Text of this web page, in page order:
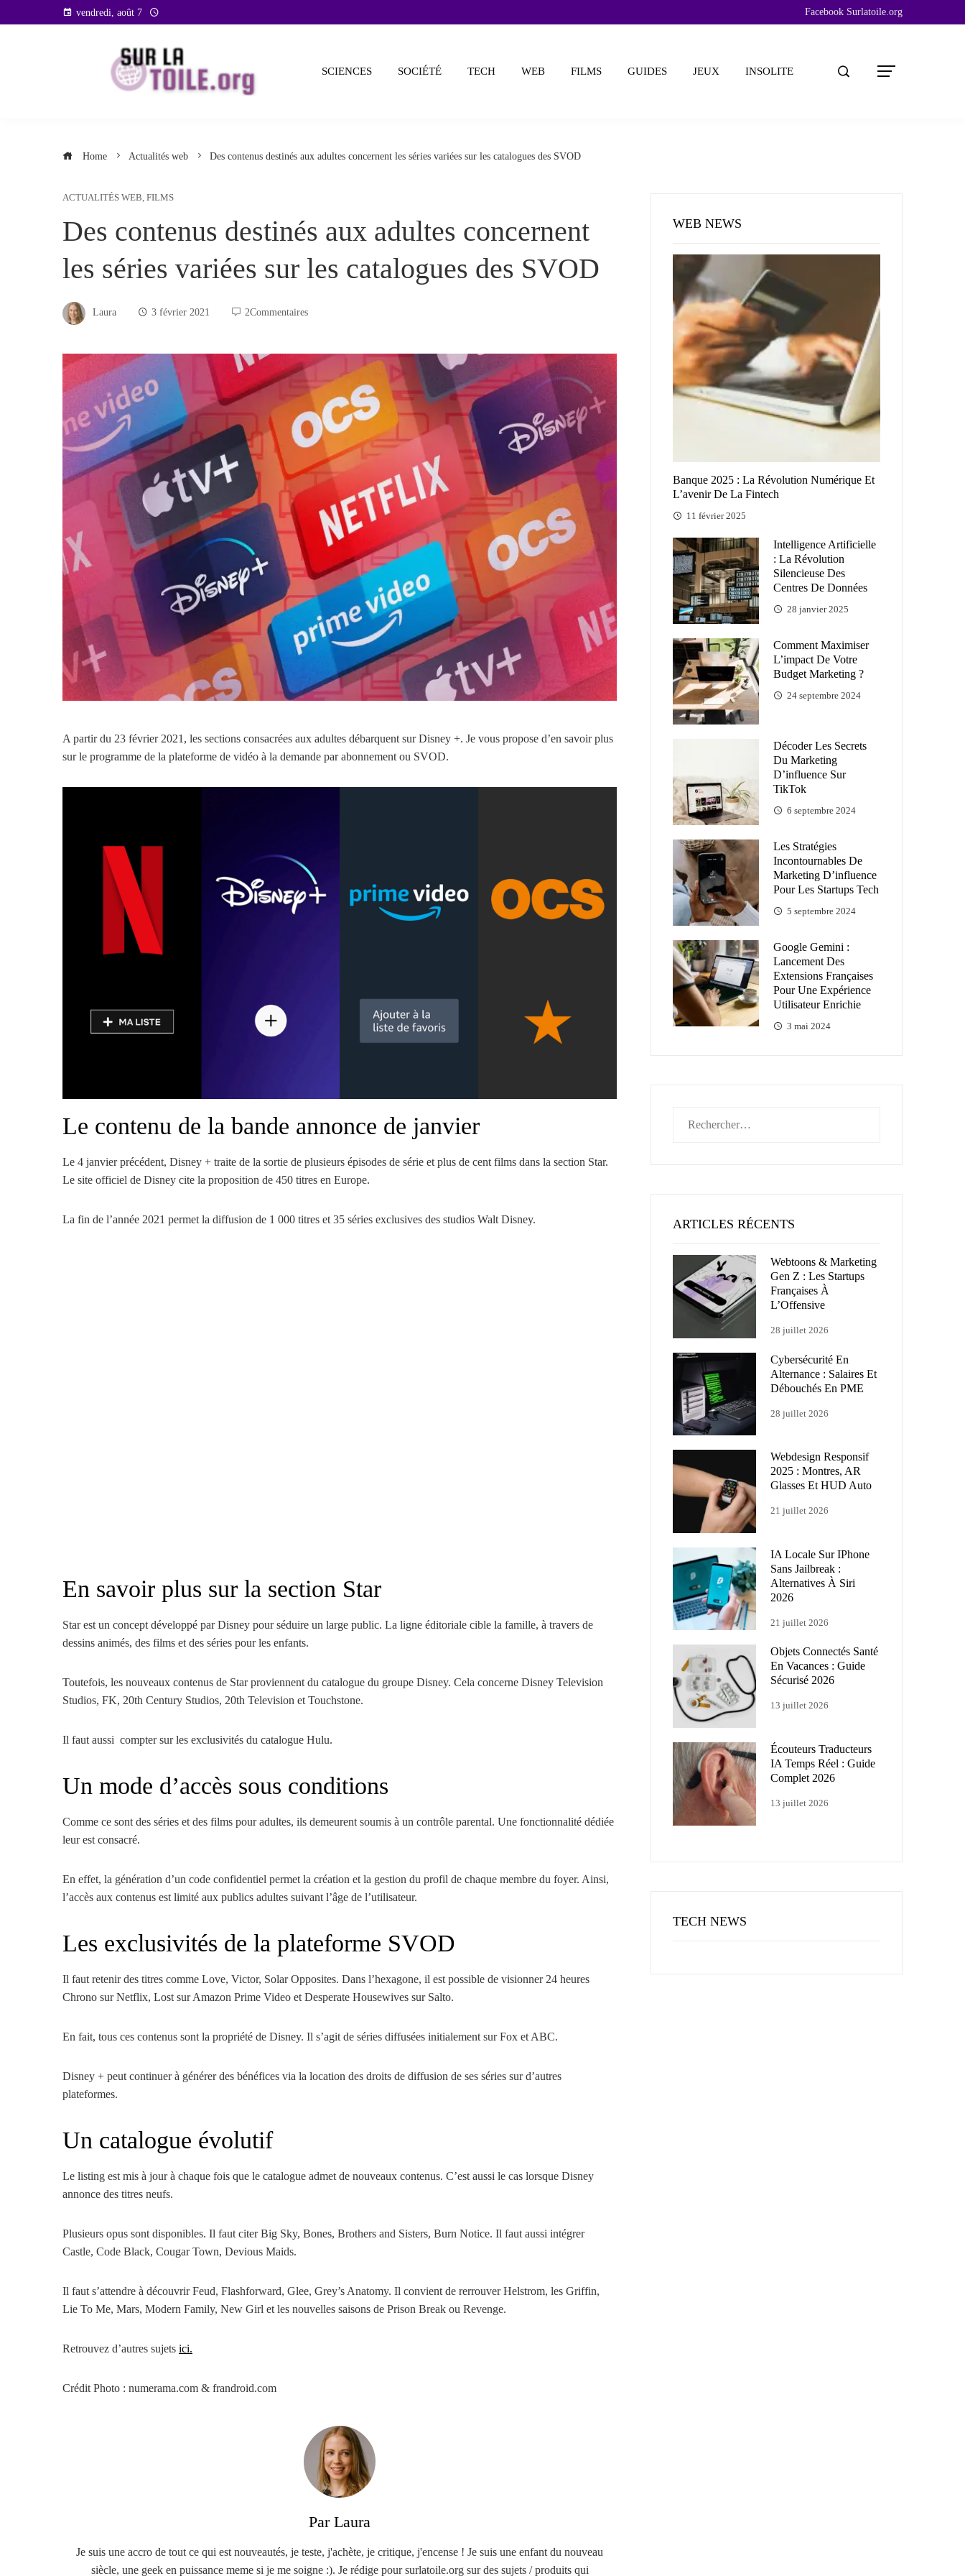
to
vendredi, août 7 Facebook Surlatoile.org
SCIENCES SOCIÉTÉ TECH WEB FILMS GUIDES JEUX INSOLITE
Home Actualités web Des contenus destinés aux adultes concernent les séries variées sur les catalogues des SVOD
ACTUALITÉS WEB, FILMS
Des contenus destinés aux adultes concernent
les séries variées sur les catalogues des SVOD
Laura 3 février 2021 2Commentaires
A partir du 23 février 2021, les sections consacrées aux adultes débarquent sur Disney +. Je vous propose d’en savoir plus
sur le programme de la plateforme de vidéo à la demande par abonnement ou SVOD.
Le contenu de la bande annonce de janvier
Le 4 janvier précédent, Disney + traite de la sortie de plusieurs épisodes de série et plus de cent films dans la section Star.
Le site officiel de Disney cite la proposition de 450 titres en Europe.
La fin de l’année 2021 permet la diffusion de 1 000 titres et 35 séries exclusives des studios Walt Disney.
En savoir plus sur la section Star
Star est un concept développé par Disney pour séduire un large public. La ligne éditoriale cible la famille, à travers de
dessins animés, des films et des séries pour les enfants.
Toutefois, les nouveaux contenus de Star proviennent du catalogue du groupe Disney. Cela concerne Disney Television
Studios, FK, 20th Century Studios, 20th Television et Touchstone.
Il faut aussi compter sur les exclusivités du catalogue Hulu.
Un mode d’accès sous conditions
Comme ce sont des séries et des films pour adultes, ils demeurent soumis à un contrôle parental. Une fonctionnalité dédiée
leur est consacré.
En effet, la génération d’un code confidentiel permet la création et la gestion du profil de chaque membre du foyer. Ainsi,
l’accès aux contenus est limité aux publics adultes suivant l’âge de l’utilisateur.
Les exclusivités de la plateforme SVOD
Il faut retenir des titres comme Love, Victor, Solar Opposites. Dans l’hexagone, il est possible de visionner 24 heures
Chrono sur Netflix, Lost sur Amazon Prime Video et Desperate Housewives sur Salto.
En fait, tous ces contenus sont la propriété de Disney. Il s’agit de séries diffusées initialement sur Fox et ABC.
Disney + peut continuer à générer des bénéfices via la location des droits de diffusion de ses séries sur d’autres
plateformes.
Un catalogue évolutif
Le listing est mis à jour à chaque fois que le catalogue admet de nouveaux contenus. C’est aussi le cas lorsque Disney
annonce des titres neufs.
Plusieurs opus sont disponibles. Il faut citer Big Sky, Bones, Brothers and Sisters, Burn Notice. Il faut aussi intégrer
Castle, Code Black, Cougar Town, Devious Maids.
Il faut s’attendre à découvrir Feud, Flashforward, Glee, Grey’s Anatomy. Il convient de rerrouver Helstrom, les Griffin,
Lie To Me, Mars, Modern Family, New Girl et les nouvelles saisons de Prison Break ou Revenge.
Retrouvez d’autres sujets ici.
Crédit Photo : numerama.com & frandroid.com
Par Laura
Je suis une accro de tout ce qui est nouveautés, je teste, j'achète, je critique, j'encense ! Je suis une enfant du nouveau
siècle, une geek en puissance meme si je me soigne :). Je rédige pour surlatoile.org sur des sujets / produits qui
WEB NEWS
Banque 2025 : La Révolution Numérique Et
L’avenir De La Fintech
11 février 2025
Intelligence Artificielle
: La Révolution
Silencieuse Des
Centres De Données
28 janvier 2025
Comment Maximiser
L’impact De Votre
Budget Marketing ?
24 septembre 2024
Décoder Les Secrets
Du Marketing
D’influence Sur
TikTok
6 septembre 2024
Les Stratégies
Incontournables De
Marketing D’influence
Pour Les Startups Tech
5 septembre 2024
Google Gemini :
Lancement Des
Extensions Françaises
Pour Une Expérience
Utilisateur Enrichie
3 mai 2024
ARTICLES RÉCENTS
Webtoons & Marketing
Gen Z : Les Startups
Françaises À
L’Offensive
28 juillet 2026
Cybersécurité En
Alternance : Salaires Et
Débouchés En PME
28 juillet 2026
Webdesign Responsif
2025 : Montres, AR
Glasses Et HUD Auto
21 juillet 2026
IA Locale Sur IPhone
Sans Jailbreak :
Alternatives À Siri
2026
21 juillet 2026
Objets Connectés Santé
En Vacances : Guide
Sécurisé 2026
13 juillet 2026
Écouteurs Traducteurs
IA Temps Réel : Guide
Complet 2026
13 juillet 2026
TECH NEWS